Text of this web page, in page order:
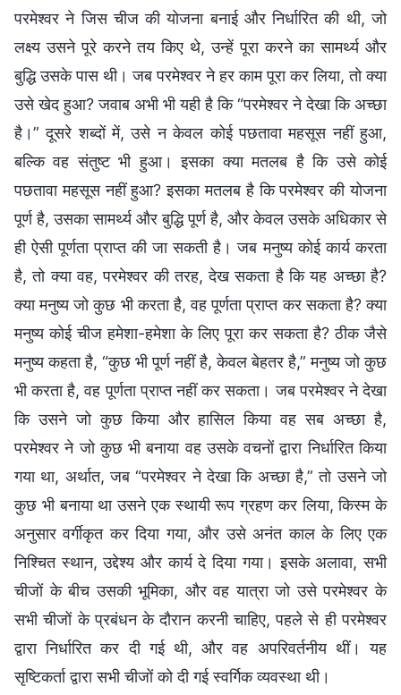
परमेश्वर ने जिस चीज की योजना बनाई और निर्धारित की थी, जो
लक्ष्य उसने पूरे करने तय किए थे, उन्हें पूरा करने का सामर्थ्य और
बुद्धि उसके पास थी। जब परमेश्वर ने हर काम पूरा कर लिया, तो क्या
उसे खेद हुआ? जवाब अभी भी यही है कि “परमेश्वर ने देखा कि अच्छा
है।” दूसरे शब्दों में, उसे न केवल कोई पछतावा महसूस नहीं हुआ,
बल्कि वह संतुष्ट भी हुआ। इसका क्या मतलब है कि उसे कोई
पछतावा महसूस नहीं हुआ? इसका मतलब है कि परमेश्वर की योजना
पूर्ण है, उसका सामर्थ्य और बुद्धि पूर्ण है, और केवल उसके अधिकार से
ही ऐसी पूर्णता प्राप्त की जा सकती है। जब मनुष्य कोई कार्य करता
है, तो क्या वह, परमेश्वर की तरह, देख सकता है कि यह अच्छा है?
क्या मनुष्य जो कुछ भी करता है, वह पूर्णता प्राप्त कर सकता है? क्या
मनुष्य कोई चीज हमेशा-हमेशा के लिए पूरा कर सकता है? ठीक जैसे
मनुष्य कहता है, “कुछ भी पूर्ण नहीं है, केवल बेहतर है,” मनुष्य जो कुछ
भी करता है, वह पूर्णता प्राप्त नहीं कर सकता। जब परमेश्वर ने देखा
कि उसने जो कुछ किया और हासिल किया वह सब अच्छा है,
परमेश्वर ने जो कुछ भी बनाया वह उसके वचनों द्वारा निर्धारित किया
गया था, अर्थात, जब “परमेश्वर ने देखा कि अच्छा है,” तो उसने जो
कुछ भी बनाया था उसने एक स्थायी रूप ग्रहण कर लिया, किस्म के
अनुसार वर्गीकृत कर दिया गया, और उसे अनंत काल के लिए एक
निश्चित स्थान, उद्देश्य और कार्य दे दिया गया। इसके अलावा, सभी
चीजों के बीच उसकी भूमिका, और वह यात्रा जो उसे परमेश्वर के
सभी चीजों के प्रबंधन के दौरान करनी चाहिए, पहले से ही परमेश्वर
द्वारा निर्धारित कर दी गई थी, और वह अपरिवर्तनीय थीं। यह
सृष्टिकर्ता द्वारा सभी चीजों को दी गई स्वर्गिक व्यवस्था थी।